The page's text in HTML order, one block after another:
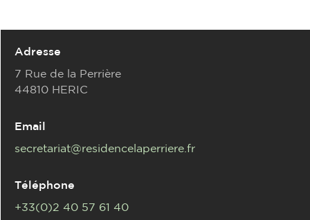
Adresse
7 Rue de la Perrière
44810 HERIC
Email
secretariat@residencelaperriere.fr
Téléphone
+33(0)2 40 57 61 40